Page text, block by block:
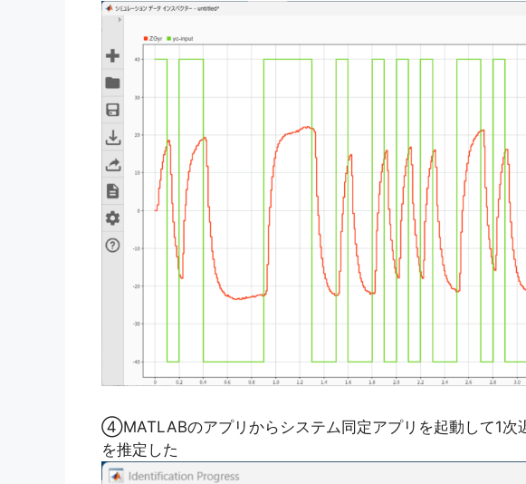
④MATLABのアプリからシステム同定アプリを起動して1次
を推定した